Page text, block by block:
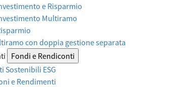
e Risparmio
Multiramo
con doppia gestione separata
Fondi e Rendiconti
Sostenibili ESG
e Rendimenti